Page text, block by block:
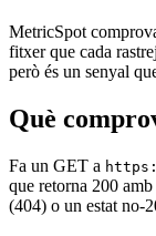
MetricSpot
fitxer que cada
però és un senyal
Què
Fa un GET a
que retorna 200
(404) o un estat no-